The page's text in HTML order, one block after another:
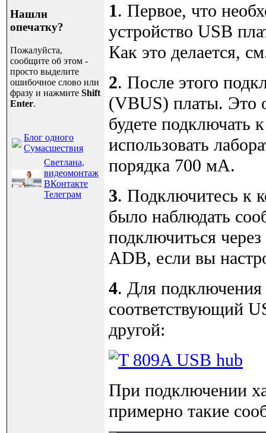
Нашли
опечатку?
Пожалуйста,
сообщите об этом -
просто выделите
ошибочное слово или
фразу и нажмите Shift
Enter.
Блог одного
Сумасшествия
Светлана,
видеомонтаж
ВКонтакте
Телеграм
1. Первое, что
устройство USB
Как это делается,
2. После этого
(VBUS) платы. Это
будете подключать
использовать
порядка 700 мА.
3. Подключитесь к
было наблюдать
подключиться
ADB, если вы
4. Для подключения
соответствующий
другой:
При подключении
примерно такие